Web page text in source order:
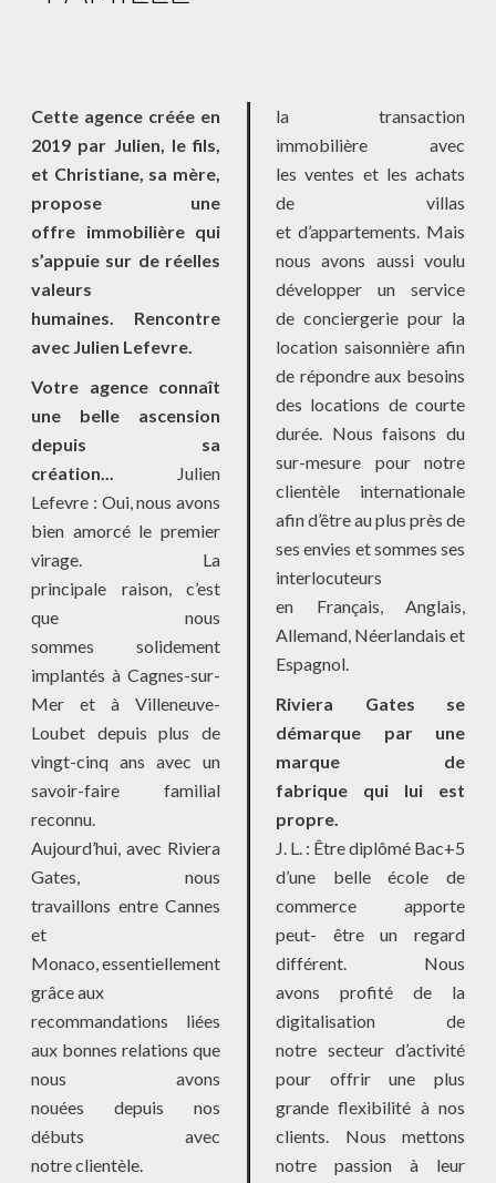
Cette agence créée en
2019 par Julien, le fils,
et Christiane, sa mère,
propose une
offre immobilière qui
s’appuie sur de réelles
valeurs
humaines. Rencontre
avec Julien Lefevre.
Votre agence connaît
une belle ascension
depuis sa
création...
Julien
Lefevre : Oui, nous avons
bien amorcé le premier
virage. La
principale raison, c’est
que nous
sommes solidement
implantés à Cagnes-sur-
Mer et à Villeneuve-
Loubet depuis plus de
vingt-cinq ans avec un
savoir-faire familial
reconnu.
Aujourd’hui, avec Riviera
Gates, nous
travaillons entre Cannes
et
Monaco, essentiellement
grâce aux
recommandations liées
aux bonnes relations que
nous avons
nouées depuis nos
débuts avec
notre clientèle.
la transaction
immobilière avec
les ventes et les achats
de villas
et d’appartements. Mais
nous avons aussi voulu
développer un service
de conciergerie pour la
location saisonnière afin
de répondre aux besoins
des locations de courte
durée. Nous faisons du
sur-mesure pour notre
clientèle internationale
afin d’être au plus près de
ses envies et sommes ses
interlocuteurs
en Français, Anglais,
Allemand, Néerlandais et
Espagnol.
Riviera Gates se
démarque par une
marque de
fabrique qui lui est
propre.
J. L. : Être diplômé Bac+5
d’une belle école de
commerce apporte
peut- être un regard
différent. Nous
avons profité de la
digitalisation de
notre secteur d’activité
pour offrir une plus
grande flexibilité à nos
clients. Nous mettons
notre passion à leur